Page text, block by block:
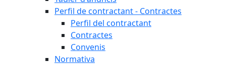
Perfil de contractant - Contractes
Perfil del contractant
Contractes
Convenis
Normativa